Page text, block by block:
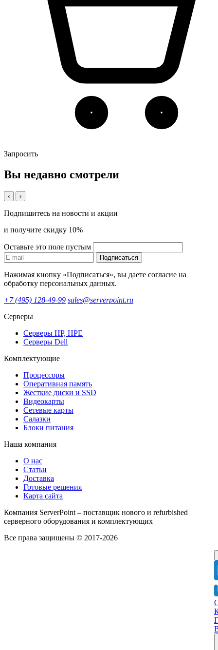
Запросить
Вы недавно смотрели
‹ ›
Подпишитесь на новости и акции
и получите скидку 10%
Оставьте это поле пустым
Подписаться
Нажимая кнопку «Подписаться», вы даете согласие на
обработку персональных данных.
+7 (495) 128-49-99 sales@serverpoint.ru
Серверы
Серверы HP, HPE
Серверы Dell
Комплектующие
Процессоры
Оперативная память
Жесткие диски и SSD
Видеокарты
Сетевые карты
Салазки
Блоки питания
Наша компания
О нас
Статьи
Доставка
Готовые решения
Карта сайта
Компания ServerPoint – поставщик нового и refurbished
серверного оборудования и комплектующих
Все права защищены © 2017-2026